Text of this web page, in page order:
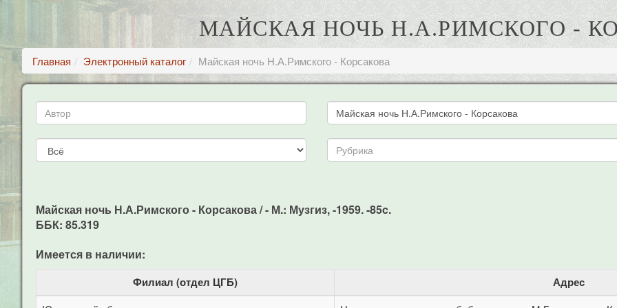
МАЙСКАЯ НОЧЬ Н.А.РИМСКОГО -
Главная Электронный каталог Майская ночь Н.А.Римского - Корсакова
Майская ночь Н.А.Римского - Корсакова / - М.: Музгиз, -1959. -85c.
ББК: 85.319
Имеется в наличии:
Филиал (отдел ЦГБ) Адрес